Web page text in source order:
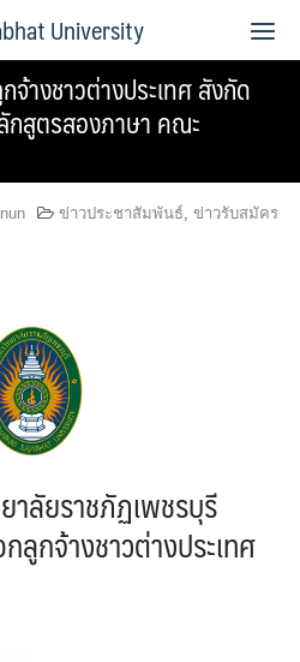
University
างชาวต่างประเทศ สังกัด
กสูตรสองภาษา คณะ
ข่าวประชาสัมพันธ์, ข่าวรับสมัคร
าลัยราชภัฏเพชรบุรี
ลูกจ้างชาวต่างประเทศ